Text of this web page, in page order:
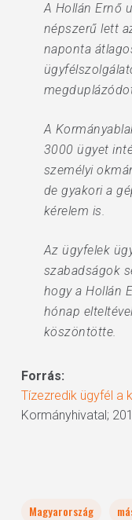
A Hollán Ernő
népszerű lett
naponta
A
3000 ügyet
személyi
de gyakori a
kérelem is.
Az ügyfelek
szabadságok
hogy a Hollán
hónap
köszöntötte.
Forrás:
Tízezredik ügyfél a
Kormányhivatal;
Magyarország